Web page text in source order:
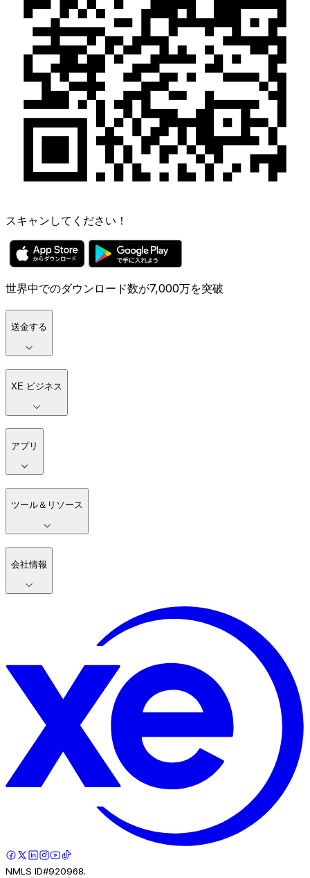
スキャンしてください！
世界中でのダウンロード数が7,000万を突破
送金する
XE ビジネス
アプリ
ツール＆リソース
会社情報
NMLS ID#920968.